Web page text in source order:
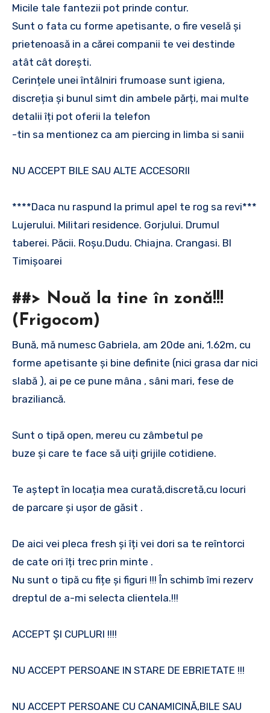
Micile tale fantezii pot prinde contur.
Sunt o fata cu forme apetisante, o fire veselă și
prietenoasă in a cărei companii te vei destinde
atât cât dorești.
Cerințele unei întâlniri frumoase sunt igiena,
discreția și bunul simt din ambele părți, mai multe
detalii îți pot oferii la telefon
-tin sa mentionez ca am piercing in limba si sanii
NU ACCEPT BILE SAU ALTE ACCESORII
****Daca nu raspund la primul apel te rog sa revi***
Lujerului. Militari residence. Gorjului. Drumul
taberei. Păcii. Roșu.Dudu. Chiajna. Crangasi. Bl
Timișoarei
##> Nouă la tine în zonă!!!
(Frigocom)
Bună, mă numesc Gabriela, am 20de ani, 1.62m, cu
forme apetisante și bine definite (nici grasa dar nici
slabă ), ai pe ce pune mâna , sâni mari, fese de
braziliancă.
Sunt o tipă open, mereu cu zâmbetul pe
buze și care te face să uiți grijile cotidiene.
Te aștept în locația mea curată,discretă,cu locuri
de parcare și ușor de găsit .
De aici vei pleca fresh și îți vei dori sa te reîntorci
de cate ori îți trec prin minte .
Nu sunt o tipă cu fițe și figuri !!! În schimb îmi rezerv
dreptul de a-mi selecta clientela.!!!
ACCEPT ȘI CUPLURI !!!!
NU ACCEPT PERSOANE IN STARE DE EBRIETATE !!!
NU ACCEPT PERSOANE CU CANAMICINĂ,BILE SAU